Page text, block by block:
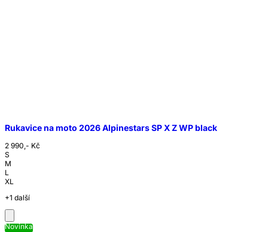
Rukavice na moto 2026 Alpinestars SP X Z WP black
2 990,- Kč
S
M
L
XL
+1 další
Novinka